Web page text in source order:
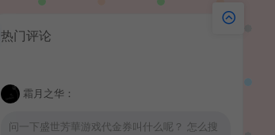
热门评论
霜月之华：
问一下盛世芳華游戏代金券叫什么呢？ 怎么搜